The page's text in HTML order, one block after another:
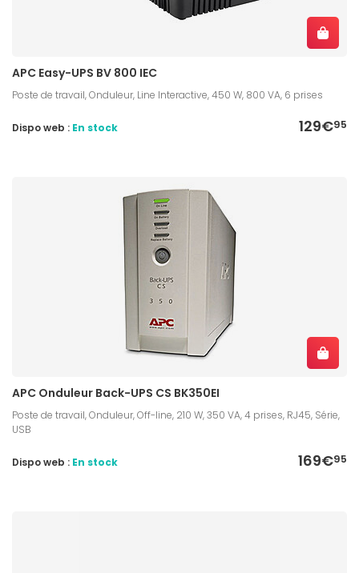
APC Easy-UPS BV 800 IEC
Poste de travail, Onduleur, Line Interactive, 450 W, 800 VA, 6 prises
129€95
Dispo web : En stock
APC Onduleur Back-UPS CS BK350EI
Poste de travail, Onduleur, Off-line, 210 W, 350 VA, 4 prises, RJ45, Série,
USB
169€95
Dispo web : En stock